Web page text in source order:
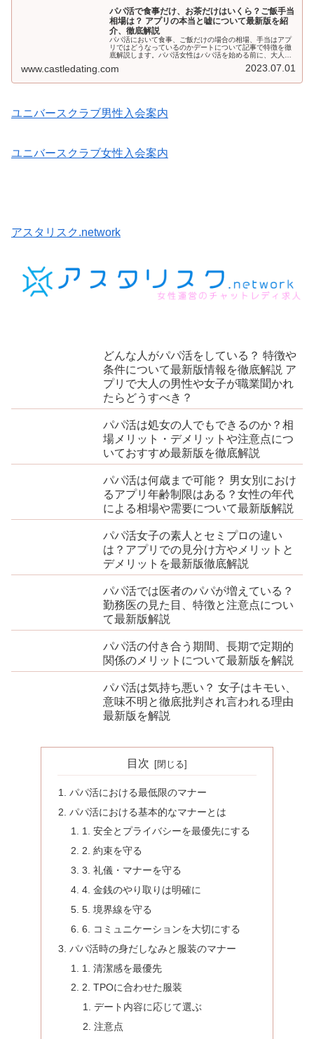
パパ活で食事だけ、お茶だけはいくら？ご飯手当
相場は？ アプリの本当と嘘について最新版を紹
介、徹底解説
パパ活において食事、ご飯だけの場合の相場、手当はアプ
リではどうなっているのかデートについて記事で特徴を徹
底解説します。パパ活女性はパパ活を始める前に、大人の
どのような活動をしたいのかを考えてからパパ活を始める
当ては全く違うからです。手当をどれくらい稼ぎたいかに
www.castledating.com 2023.07.01
ユニバースクラブ男性入会案内
ユニバースクラブ女性入会案内
アスタリスク.network
どんな人がパパ活をしている？ 特徴や
条件について最新版情報を徹底解説 ア
プリで大人の男性や女子が職業聞かれ
たらどうすべき？
パパ活は処女の人でもできるのか？相
場メリット・デメリットや注意点につ
いておすすめ最新版を徹底解説
パパ活は何歳まで可能？ 男女別におけ
るアプリ年齢制限はある？女性の年代
による相場や需要について最新版解説
パパ活女子の素人とセミプロの違い
は？アプリでの見分け方やメリットと
デメリットを最新版徹底解説
パパ活では医者のパパが増えている？
勤務医の見た目、特徴と注意点につい
て最新版解説
パパ活の付き合う期間、長期で定期的
関係のメリットについて最新版を解説
パパ活は気持ち悪い？ 女子はキモい、
意味不明と徹底批判され言われる理由
最新版を解説
目次
パパ活における最低限のマナー
パパ活における基本的なマナーとは
1. 安全とプライバシーを最優先にする
2. 約束を守る
3. 礼儀・マナーを守る
4. 金銭のやり取りは明確に
5. 境界線を守る
6. コミュニケーションを大切にする
パパ活時の身だしなみと服装のマナー
1. 清潔感を最優先
2. TPOに合わせた服装
デート内容に応じて選ぶ
注意点